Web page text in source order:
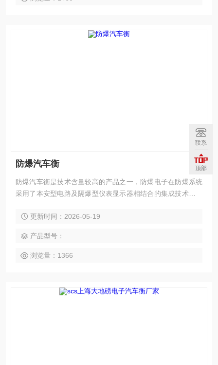
防爆汽车衡
防爆汽车衡是技术含量较高的产品之一，防爆电子在防爆系统
采用了本安型电路及隔爆型仪表显示器相结合的集成技术。能
保证安全，在化工、医药、石油、粮食、纺织等行业均需使用
车衡组成概述： $n防爆汽车衡系统，根据客户的需求，有以下
更新时间：2026-05-19
产品型号：
浏览量：1366
联系
顶部